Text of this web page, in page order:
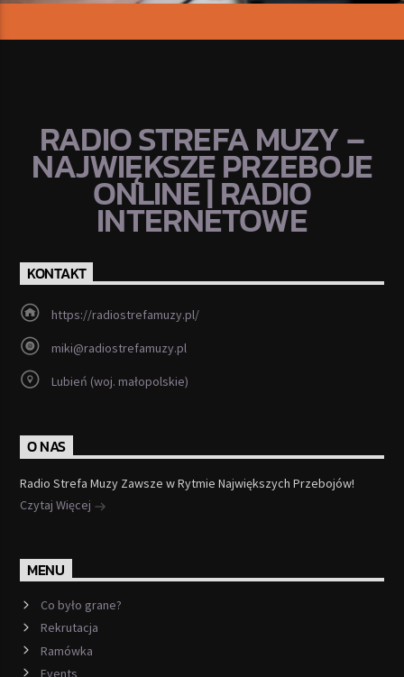
RADIO STREFA MUZY –
NAJWIĘKSZE PRZEBOJE
ONLINE | RADIO
INTERNETOWE
KONTAKT
https://radiostrefamuzy.pl/
miki@radiostrefamuzy.pl
Lubień (woj. małopolskie)
O NAS
Radio Strefa Muzy Zawsze w Rytmie Największych Przebojów!
Czytaj Więcej
MENU
Co było grane?
Rekrutacja
Ramówka
Events